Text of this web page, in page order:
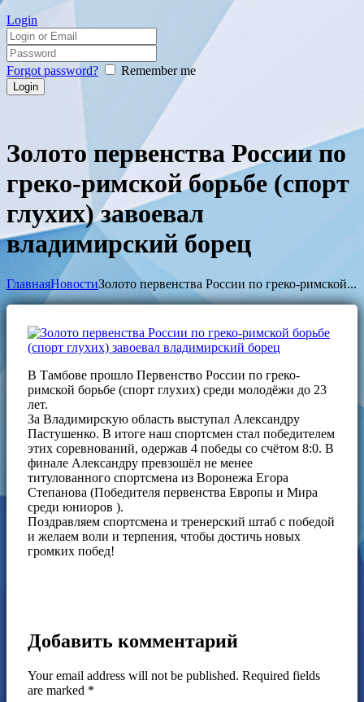
Login
Forgot password? Remember me
Золото первенства России по
греко-римской борьбе (спорт
глухих) завоевал
владимирский борец
ГлавнаяНовостиЗолото первенства России по греко-римской...
В Тамбове прошло Первенство России по греко-
римской борьбе (спорт глухих) среди молодёжи до 23
лет.
За Владимирскую область выступал Александру
Пастушенко. В итоге наш спортсмен стал победителем
этих соревнований, одержав 4 победы со счётом 8:0. В
финале Александру превзошёл не менее
титулованного спортсмена из Воронежа Егора
Степанова (Победителя первенства Европы и Мира
среди юниоров ).
Поздравляем спортсмена и тренерский штаб с победой
и желаем воли и терпения, чтобы достичь новых
громких побед!
Добавить комментарий
Your email address will not be published. Required fields
are marked *